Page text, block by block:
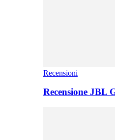
Recensioni
Recensione JBL